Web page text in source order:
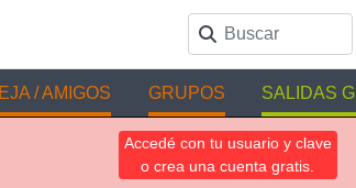
/ AMIGOS GRUPOS SALIDAS
Accedé con tu usuario y clave
o crea una cuenta gratis.